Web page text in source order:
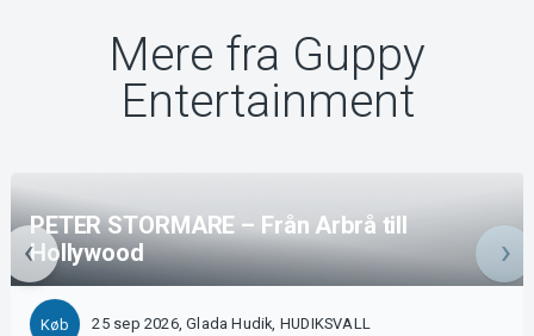
Mere fra Guppy
Entertainment
PETER STORMARE – Från Arbrå till
Hollywood
Køb 25 sep 2026, Glada Hudik, HUDIKSVALL